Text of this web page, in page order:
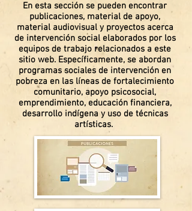
En esta sección se pueden encontrar
publicaciones, material de apoyo,
material audiovisual y proyectos acerca
de intervención social elaborados por los
equipos de trabajo relacionados a este
sitio web. Específicamente, se abordan
programas sociales de intervención en
pobreza en las líneas de fortalecimiento
comunitario, apoyo psicosocial,
emprendimiento, educación financiera,
desarrollo indígena y uso de técnicas
artísticas.